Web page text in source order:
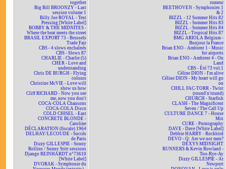
together
Big Bill BROONZY - Last
session volume 1
Billy Joe ROYAL - Test
Pressing [White Label]
BOBBY & THE MIDNITES -
Where the beat meets the street
BRASIL EXPORT 73 - Brussels
Trade Fair
CBS - 4 slows enchaînés
CBS - Slows 87
CHARLIE - Charlie (5)
CHER - Love and
understanding
Chris DE BURGH - Flying
colours
Christine McVIE - Love will
show us how
Cliff RICHARD - Now you see
me, now you don't
COCA-COLA Chansons
COCA-COLA Disco
COLD CHISEL - East
CONCRETE BLONDE -
Caroline
DÉCLARATION (fiscale) 1964
DELHAY/LECOUDE - Succès
de Paris
Dizzy GILLESPIE - Sonny
Rollins / Sonny Stitt sessions
Django REINHARDT n°73610
[White Label]
DVORAK - Symphonie du
rumeur
BEETHOVEN - Symphonies 1
& 2
BIZZL - 12 Sommer Hits 82
BIZZL - Sommer Hits 83
BIZZL - Sommer Hits 84
BIZZL - Tropical Hits 87
BMG ARIOLA Belgium -
Bonjour la France
Brian ENO - Ambient 1 - Music
for airports
Brian ENO - Ambient 4 - On
Land
CBS - Été 73 vol.1
Céline DION - I'm alive
Céline DION - My heart will go
on
CHILL FAC-TORR - Twist
(round'n'round)
CHURCH - Starfish
CLASH - The Magnificent
Seven / The Call Up
CULTURE DANCE 7 - House
Mix
CURE - Pornography
DAVE - Dave [White Label]
Debbie HARRY - Rockbird
DEVO - Q: Are we not men?
DEXYS MIDNIGHT
RUNNERS & Kevin Rowland -
Too-Rye-Ay
Dizzy GILLESPIE - At
Newport